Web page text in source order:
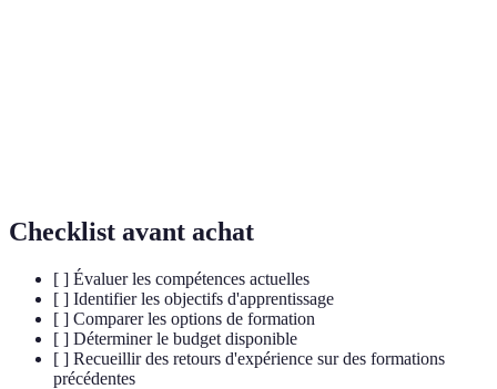
Checklist avant achat
[ ] Évaluer les compétences actuelles
[ ] Identifier les objectifs d'apprentissage
[ ] Comparer les options de formation
[ ] Déterminer le budget disponible
[ ] Recueillir des retours d'expérience sur des formations
précédentes